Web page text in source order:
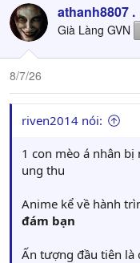
c
t
i
o
n
s
:
athanh8807 .
Già Làng GVN
8/7/26
riven2014 nói:
1 con mèo á nhân
ung thu
Anime kể về hành
đám bạn
Ấn tượng đầu tiên là